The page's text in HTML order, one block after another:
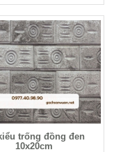
trống đồng đen
10x20cm